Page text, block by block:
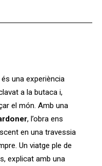
és una experiència
a la butaca i,
el món. Amb una
, l’obra ens
en una travessia
Un viatge ple de
explicat amb una